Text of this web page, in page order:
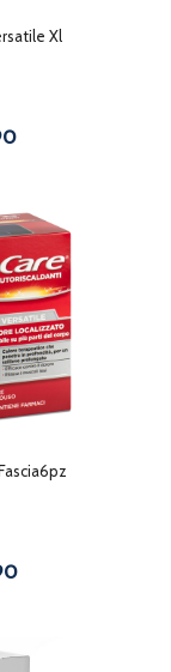
Xl